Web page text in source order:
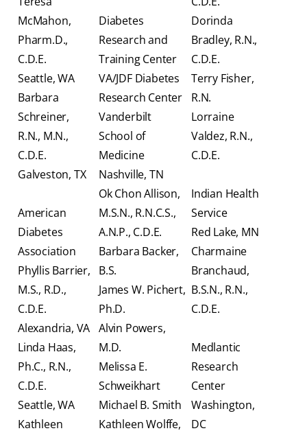
McMahon,
Pharm.D.,
C.D.E.
Seattle, WA
Barbara
Schreiner,
R.N., M.N.,
C.D.E.
Galveston, TX
American
Diabetes
Association
Phyllis Barrier,
M.S., R.D.,
C.D.E.
Alexandria, VA
Linda Haas,
Ph.C., R.N.,
C.D.E.
Seattle, WA
Kathleen
Diabetes
Research and
Training Center
VA/JDF Diabetes
Research Center
Vanderbilt
School of
Medicine
Nashville, TN
Ok Chon Allison,
M.S.N., R.N.C.S.,
A.N.P., C.D.E.
Barbara Backer,
B.S.
James W. Pichert,
Ph.D.
Alvin Powers,
M.D.
Melissa E.
Schweikhart
Michael B. Smith
Kathleen Wolffe,
Dorinda
Bradley, R.N.,
C.D.E.
Terry Fisher,
R.N.
Lorraine
Valdez, R.N.,
C.D.E.
Indian Health
Service
Red Lake, MN
Charmaine
Branchaud,
B.S.N., R.N.,
C.D.E.
Medlantic
Research
Center
Washington,
DC